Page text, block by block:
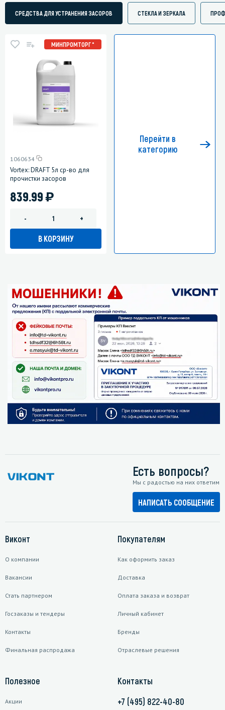
СРЕДСТВА ДЛЯ УСТРАНЕНИЯ ЗАСОРОВ СТЕКЛА И ЗЕРКАЛА
МИНПРОМТОРГ *
1060634
Vortex: DRAFT 5л ср-во для
прочистки засоров
839.99)
- +
В КОРЗИНУ
Перейти в
категорию
Есть вопросы?
Мы с радостью на них ответим
НАПИСАТЬ СООБЩЕНИЕ
Виконт
О компании
Вакансии
Стать партнером
Госзаказы и тендеры
Контакты
Финальная распродажа
Покупателям
Как оформить заказ
Доставка
Оплата заказа и возврат
Личный кабинет
Бренды
Отраслевые решения
Полезное
Акции
Контакты
+7 (495) 822-40-80